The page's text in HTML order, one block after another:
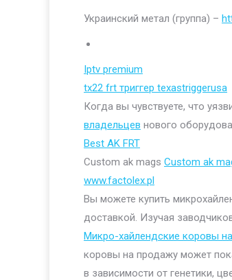
Украинский метал (группа) –
Iptv premium
tx22 frt триггер texastriggerusa
Когда вы чувствуете, что
владельцев нового
Best AK FRT
Custom ak mags Custom ak
www.factolex.pl
Вы можете купить
доставкой. Изучая
Микро-хайлендские коровы
коровы на продажу может
в зависимости от генетики,